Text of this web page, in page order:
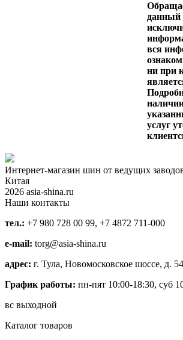
данный
вся
ни при
услуг
Интернет-магазин шин от ведущих
Китая
2026 asia-shina.ru
Наши контакты
тел.: +7 980 728 00 99, +7 4872 711-000
e-mail: torg@asia-shina.ru
адрес: г. Тула, Новомосковское шоссе, д. 54
График работы: пн-пят 10:00-18:30, суб
вс выходной
Каталог товаров